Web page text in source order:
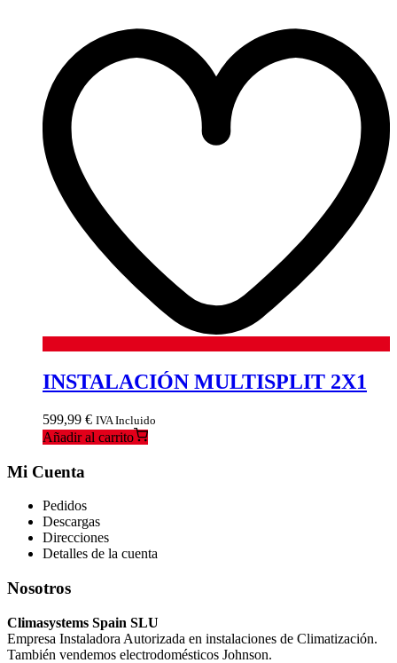
INSTALACIÓN MULTISPLIT 2X1
599,99 € IVA Incluido
Añadir al carrito
Mi Cuenta
Pedidos
Descargas
Direcciones
Detalles de la cuenta
Nosotros
Climasystems Spain SLU
Empresa Instaladora Autorizada en instalaciones de Climatización.
También vendemos electrodomésticos Johnson.